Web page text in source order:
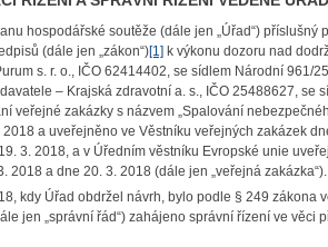
soutěže (dále jen „Úřad“) příslušný
(dále jen „zákon“)[1] k výkonu dozoru nad
s. r. o., IČO 62414402, se sídlem Národní 961/
– Krajská zdravotní a. s., IČO 25488627,
veřejné zakázky s názvem „Spalování
a uveřejněno ve Věstníku veřejných zakázek
3. 2018, a v Úředním věstníku Evropské unie
2018 a dne 20. 3. 2018 (dále jen „veřejná zakázka“).
Úřad obdržel návrh, bylo podle § 249 zákona ve
jen „správní řád“) zahájeno správní řízení ve věci